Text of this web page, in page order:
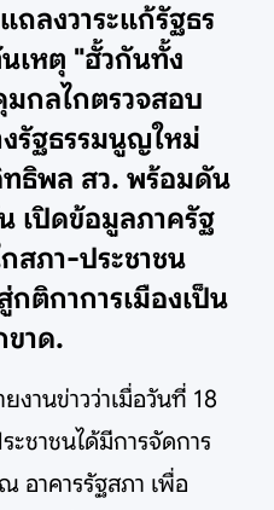
ลงวาระแก้รัฐธร
เหตุ "ฮั้วกันทั้ง
มกลไกตรวจสอบ
รัฐธรรมนูญใหม่
ทธิพล สว. พร้อมดัน
เปิดข้อมูลภาครัฐ
สภา-ประชาชน
ติกาการเมืองเป็น
าด.
งานข่าวว่าเมื่อวันที่ 18
ชาชนได้มีการจัดการ
อาคารรัฐสภา เพื่อ